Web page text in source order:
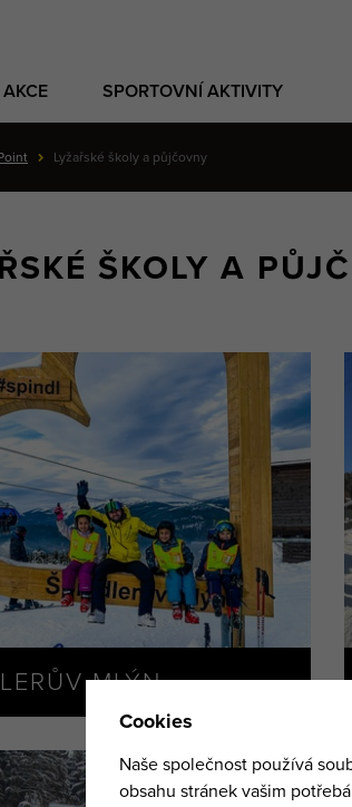
SPORTOVNÍ AKTIVITY
Lyžařské školy a půjčovny
ŠKOLY A
MLÝN